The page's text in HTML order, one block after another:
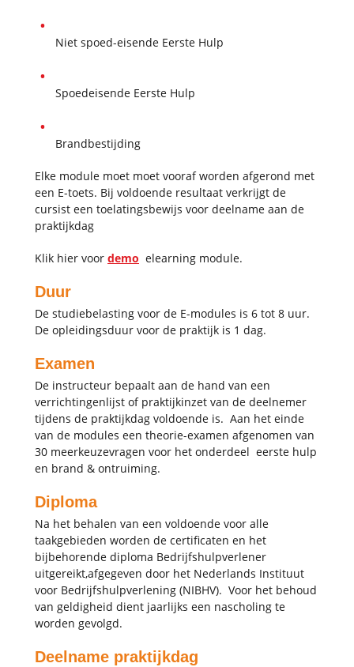
Niet spoed-eisende Eerste Hulp
Spoedeisende Eerste Hulp
Brandbestijding
Elke module moet moet vooraf worden afgerond met
een E-toets. Bij voldoende resultaat verkrijgt de
cursist een toelatingsbewijs voor deelname aan de
praktijkdag
Klik hier voor demo elearning module.
Duur
De studiebelasting voor de E-modules is 6 tot 8 uur.
De opleidingsduur voor de praktijk is 1 dag.
Examen
De instructeur bepaalt aan de hand van een
verrichtingenlijst of praktijkinzet van de deelnemer
tijdens de praktijkdag voldoende is. Aan het einde
van de modules een theorie-examen afgenomen van
30 meerkeuzevragen voor het onderdeel eerste hulp
en brand & ontruiming.
Diploma
Na het behalen van een voldoende voor alle
taakgebieden worden de certificaten en het
bijbehorende diploma Bedrijfshulpverlener
uitgereikt,afgegeven door het Nederlands Instituut
voor Bedrijfshulpverlening (NIBHV). Voor het behoud
van geldigheid dient jaarlijks een nascholing te
worden gevolgd.
Deelname praktijkdag